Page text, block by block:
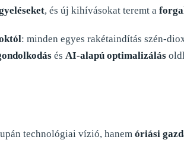
, és új kihívásokat teremt a
: minden egyes rakétaindítás szén-
és AI-alapú optimalizálás
technológiai vízió, hanem óriási